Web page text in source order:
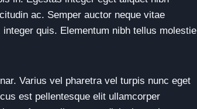
ac. Semper auctor neque vitae
quis. Elementum nibh tellus molestie
Varius vel pharetra vel turpis nunc eget
est pellentesque elit ullamcorper